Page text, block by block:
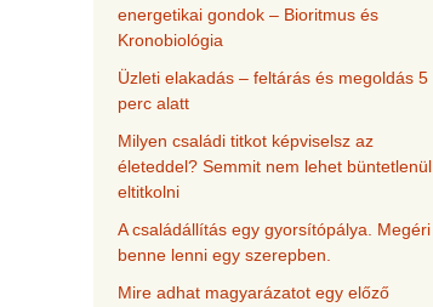
energetikai gondok – Bioritmus és
Kronobiológia
Üzleti elakadás – feltárás és megoldás 5
perc alatt
Milyen családi titkot képviselsz az
életeddel? Semmit nem lehet büntetlenül
eltitkolni
A családállítás egy gyorsítópálya. Megéri
benne lenni egy szerepben.
Mire adhat magyarázatot egy előző